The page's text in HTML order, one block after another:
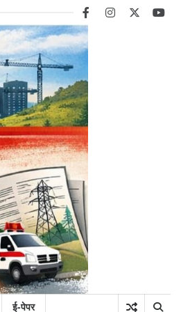
facebookinstagram
twitter
ई-पेपर